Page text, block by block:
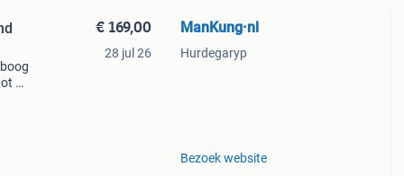
55
€ 169,00
28 jul 26
ManKung·nl
Hurdegaryp
Bezoek website